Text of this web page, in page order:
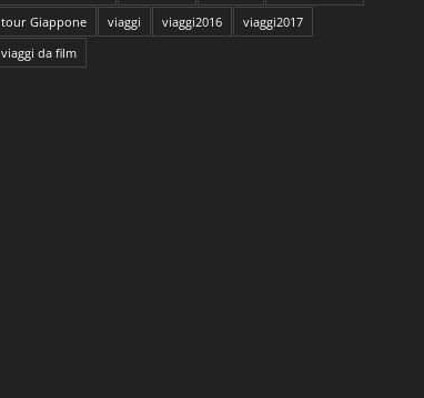
tour Giappone
viaggi viaggi2016
viaggi2017
viaggi da film